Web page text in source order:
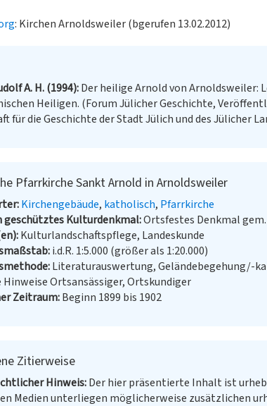
: Kirchen Arnoldsweiler (bgerufen 13.02.2012)
A. H. (1994) Der heilige Arnold von Arnoldsweiler:
Heiligen. (Forum Jülicher Geschichte,
für die Geschichte der Stadt Jülich und des Jülicher
Pfarrkirche Sankt Arnold in Arnoldsweiler
Kirchengebäude katholisch Pfarrkirche
geschütztes Kulturdenkmal Ortsfestes Denkmal gem.
Kulturlandschaftspflege, Landeskunde
i.d.R. 1:5.000 (größer als 1:20.000)
Literaturauswertung, Geländebegehung/-
Hinweise Ortsansässiger, Ortskundiger
Zeitraum Beginn 1899 bis 1902
Zitierweise
Hinweis Der hier präsentierte Inhalt ist
Medien unterliegen möglicherweise zusätzlichen